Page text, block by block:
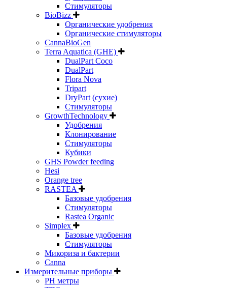
Стимуляторы
BioBizz
Органические удобрения
Органические стимуляторы
CannaBioGen
Terra Aquatica (GHE)
DualPart Coco
DualPart
Flora Nova
Tripart
DryPart (сухие)
Стимуляторы
GrowthTechnology
Удобрения
Клонирование
Стимуляторы
Кубики
GHS Powder feeding
Hesi
Orange tree
RASTEA
Базовые удобрения
Стимуляторы
Rastea Organic
Simplex
Базовые удобрения
Стимуляторы
Микориза и бактерии
Canna
Измерительные приборы
PH метры